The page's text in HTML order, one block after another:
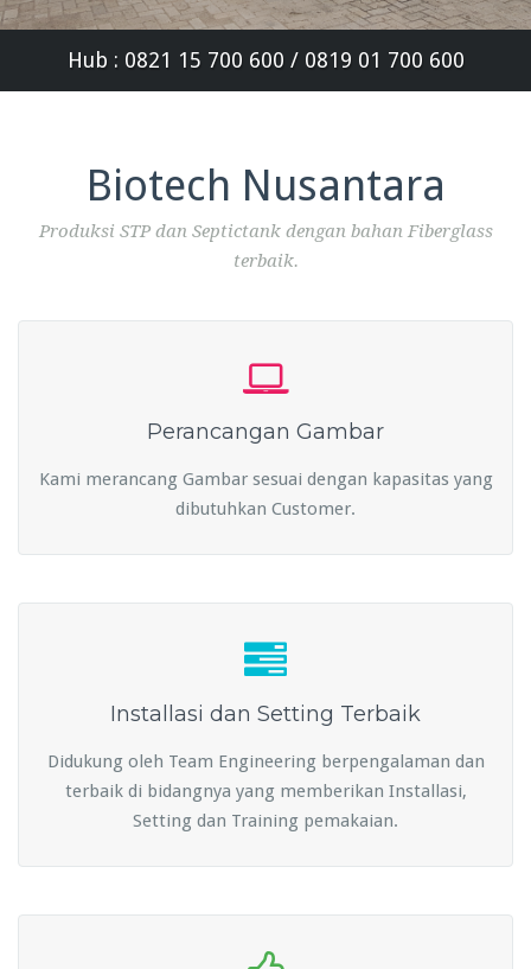
Hub : 0821 15 700 600 / 0819 01 700 600
Biotech Nusantara
Produksi STP dan Septictank dengan bahan Fiberglass
terbaik.
Perancangan Gambar
Kami merancang Gambar sesuai dengan kapasitas yang
dibutuhkan Customer.
Installasi dan Setting Terbaik
Didukung oleh Team Engineering berpengalaman dan
terbaik di bidangnya yang memberikan Installasi,
Setting dan Training pemakaian.